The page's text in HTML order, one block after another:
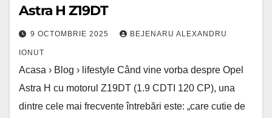
Astra H Z19DT
9 OCTOMBRIE 2025 BEJENARU ALEXANDRU
IONUT
Acasa › Blog › lifestyle Când vine vorba despre Opel
Astra H cu motorul Z19DT (1.9 CDTI 120 CP), una
dintre cele mai frecvente întrebări este: „care cutie de